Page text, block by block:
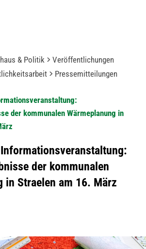
& Politik
Veröffentlichungen
Pressemitteilungen
der kommunalen Wärmeplanung in
der kommunalen
in Straelen am 16. März